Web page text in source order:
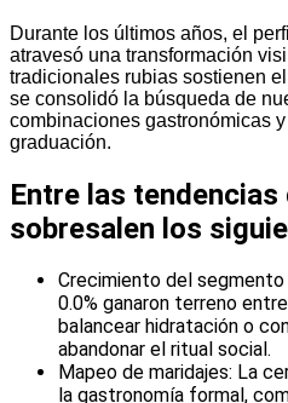
Durante los últimos años, el
atravesó una transformación
tradicionales rubias sostienen
se consolidó la búsqueda de
combinaciones gastronómicas
graduación.
Entre las tendencias
sobresalen los
Crecimiento del
0.0% ganaron terreno
balancear hidratación o
abandonar el ritual social.
Mapeo de maridajes: La
la gastronomía formal,